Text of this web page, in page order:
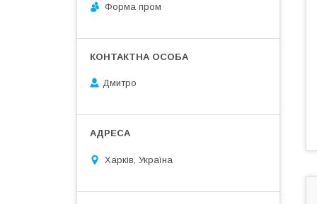
Форма пром
Дмитро
Харків, Україна